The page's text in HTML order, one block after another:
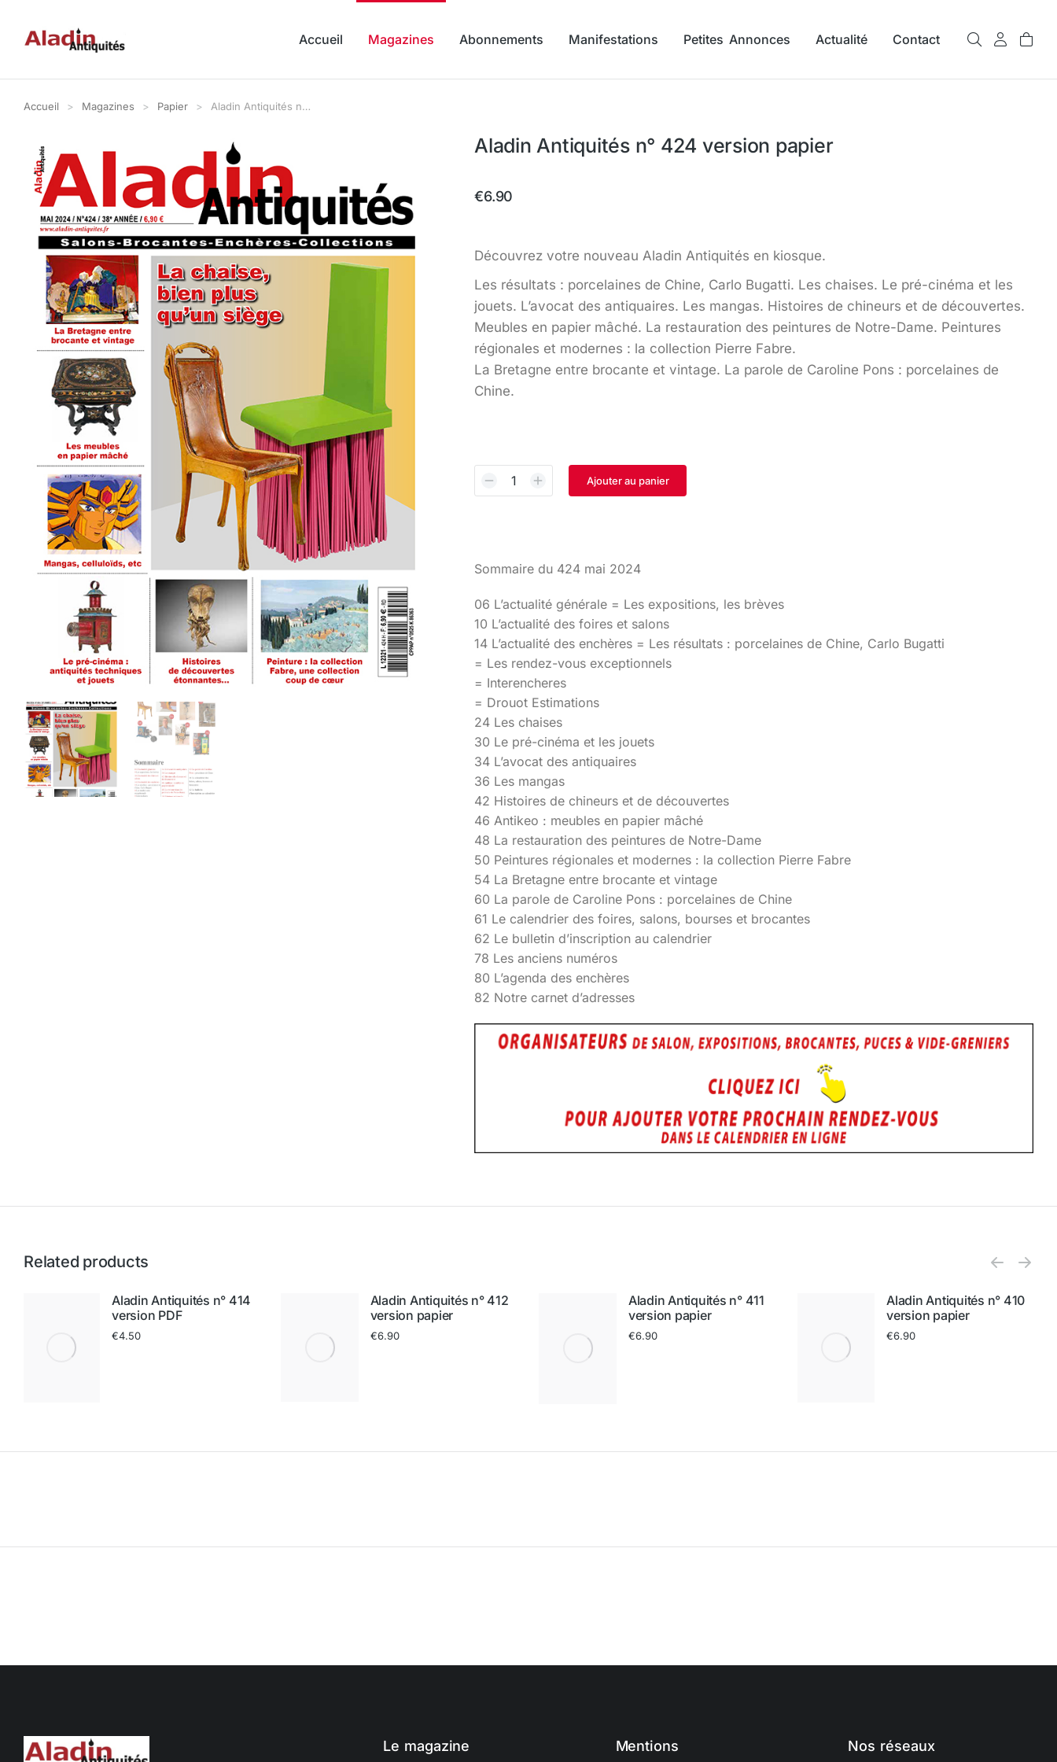
Accueil Magazines Abonnements Manifestations Petites Annonces Actualité Contact
Vous êtes ici :
Accueil Magazines Papier Aladin Antiquités n…
Aladin Antiquités n° 424 version papier
€6.90
Découvrez votre nouveau Aladin Antiquités en kiosque.
Les résultats : porcelaines de Chine, Carlo Bugatti. Les chaises. Le pré-cinéma et les
jouets. L’avocat des antiquaires. Les mangas. Histoires de chineurs et de découvertes.
Meubles en papier mâché. La restauration des peintures de Notre-Dame. Peintures
régionales et modernes : la collection Pierre Fabre.
La Bretagne entre brocante et vintage. La parole de Caroline Pons : porcelaines de
Chine.
Ajouter au panier
Sommaire du 424 mai 2024
06 L’actualité générale = Les expositions, les brèves
10 L’actualité des foires et salons
14 L’actualité des enchères = Les résultats : porcelaines de Chine, Carlo Bugatti
= Les rendez-vous exceptionnels
= Interencheres
= Drouot Estimations
24 Les chaises
30 Le pré-cinéma et les jouets
34 L’avocat des antiquaires
36 Les mangas
42 Histoires de chineurs et de découvertes
46 Antikeo : meubles en papier mâché
48 La restauration des peintures de Notre-Dame
50 Peintures régionales et modernes : la collection Pierre Fabre
54 La Bretagne entre brocante et vintage
60 La parole de Caroline Pons : porcelaines de Chine
61 Le calendrier des foires, salons, bourses et brocantes
62 Le bulletin d’inscription au calendrier
78 Les anciens numéros
80 L’agenda des enchères
82 Notre carnet d’adresses
Related products
Aladin Antiquités n° 414
version PDF
€4.50
Aladin Antiquités n° 412
version papier
€6.90
Aladin Antiquités n° 411
version papier
€6.90
Aladin Antiquités n° 410
version papier
€6.90
Le magazine Mentions Nos réseaux